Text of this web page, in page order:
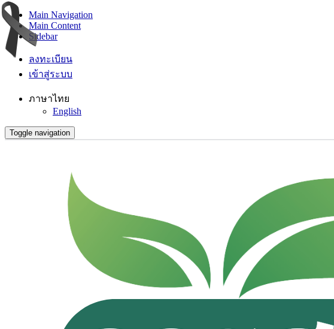
Main Navigation
Main Content
Sidebar
ลงทะเบียน
เข้าสู่ระบบ
ภาษาไทย
English
Toggle navigation